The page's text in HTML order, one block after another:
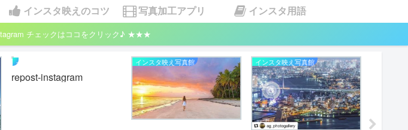
インスタ映えのコツ 写真加工アプリ インスタ用語
チェックはココをクリック♪ ★★★
インスタ映え写真館
repost-instagram
インスタ映え写真館 インスタ映え写真館